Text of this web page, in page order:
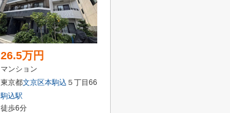
26.5万円
マンション
東京都文京区本駒込 ５丁目66
駒込駅
徒歩6分